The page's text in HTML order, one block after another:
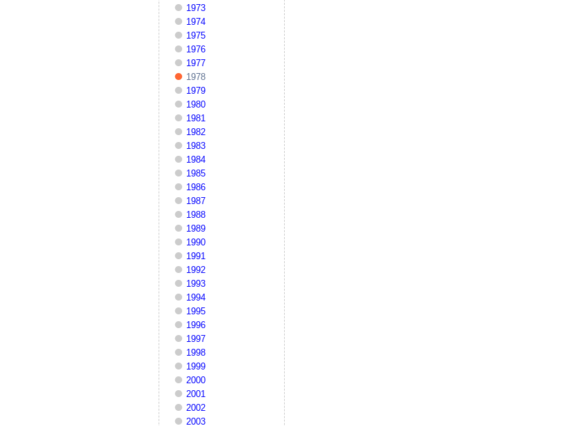
1973
1974
1975
1976
1977
1978
1979
1980
1981
1982
1983
1984
1985
1986
1987
1988
1989
1990
1991
1992
1993
1994
1995
1996
1997
1998
1999
2000
2001
2002
2003